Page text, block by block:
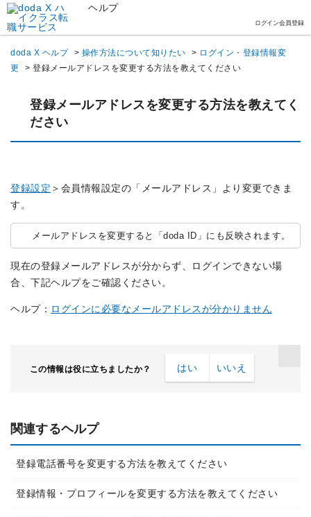
ヘルプ
ログイン会員登録
doda X ヘルプ > 操作方法について知りたい > ログイン・登録情報変
更
> 登録メールアドレスを変更する方法を教えてください
登録メールアドレスを変更する方法を教えてく
ださい
登録設定 ＞会員情報設定の「メールアドレス」より変更できま
す。
メールアドレスを変更すると「doda ID」にも反映されます。
現在の登録メールアドレスが分からず、ログインできない場
合、下記ヘルプをご確認ください。
ヘルプ： ログインに必要なメールアドレスが分かりません
この情報は役に立ちましたか？ はい いいえ
関連するヘルプ
登録電話番号を変更する方法を教えてください
登録情報・プロフィールを変更する方法を教えてください